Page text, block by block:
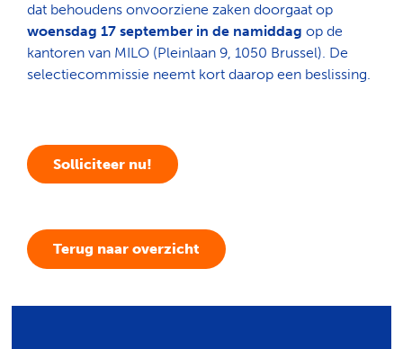
dat behoudens onvoorziene zaken doorgaat op
woensdag 17 september in de namiddag op de
kantoren van MILO (Pleinlaan 9, 1050 Brussel). De
selectiecommissie neemt kort daarop een beslissing.
Solliciteer nu!
Terug naar overzicht